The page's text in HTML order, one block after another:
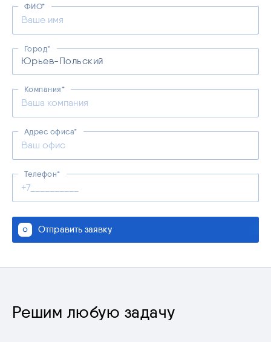
ФИО*
Юрьев-Польский
Город*
Компания*
Адрес офиса*
Телефон*
Отправить заявку
Решим любую задачу